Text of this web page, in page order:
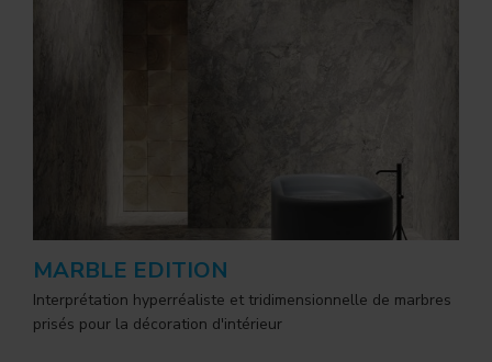
MARBLE EDITION
Interprétation hyperréaliste et tridimensionnelle de marbres
prisés pour la décoration d'intérieur